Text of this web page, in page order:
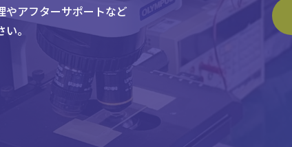
やアフターサポートなど
。